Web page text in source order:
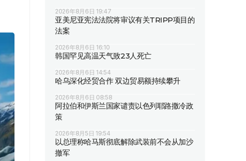
2026年8月6日 19:47
亚美尼亚宪法法院将审议有关TRIPP项目的
法案
2026年8月6日 16:10
韩国罕见高温天气致23人死亡
2026年8月6日 14:54
哈乌深化经贸合作 双边贸易额持续攀升
2026年8月6日 08:58
阿拉伯和伊斯兰国家谴责以色列耶路撒冷政
策
2026年8月5日 19:54
以总理称哈马斯彻底解除武装前不会从加沙
撤军